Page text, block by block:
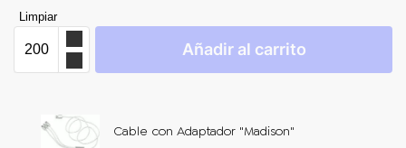
Limpiar
Añadir al carrito
Cable con Adaptador "Madison"